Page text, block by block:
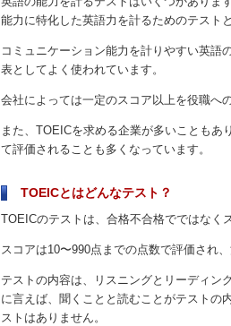
能力に特化した英語力を計るためのテスト
コミュニケーション能力を計りやすい英語
表としてよく使われています。
会社によっては一定のスコア以上を役職へ
また、TOEICを求める企業が多いこともあ
て評価されることも多くなっています。
TOEICとはどんなテスト？
TOEICのテストは、合格不合格でではなく
スコアは10〜990点までの点数で評価され、
テストの内容は、リスニングとリーディン
に言えば、聞くことと読むことがテストの
ストはありません。